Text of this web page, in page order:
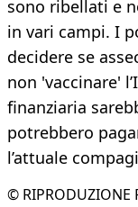
sono ribellati e
in vari campi. I
decidere se
non 'vaccinare'
finanziaria
potrebbero
l’attuale
© RIPRODUZIONE